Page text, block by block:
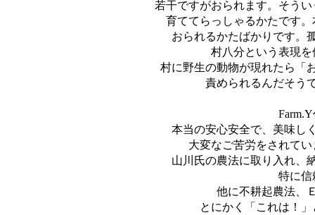
若干ですがおられます。そう
育ててらっしゃるかたです
おられるかたばかりです。
村八分という表現
村に野生の動物が現れたら「
責められるんだそう
本当の安心安全で、美味し
大変なご苦労をされて
山川氏の農法に取り入れ、
特に信
他に不耕起農法、
とにかく「これは！